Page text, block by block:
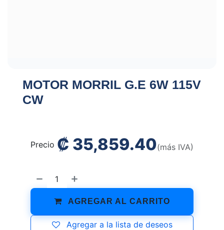
MOTOR MORRIL G.E 6W 115V
CW
AGREGAR AL CARRITO
Agregar a la lista de deseos
Precio ₡ 35,859.40(más IVA)